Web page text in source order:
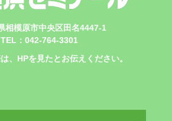
相模原市中央区田名4447-1
TEL：042-764-3301
、HPを見たとお伝えください。